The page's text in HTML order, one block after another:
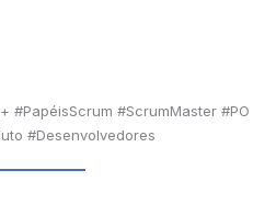
#PapéisScrum #ScrumMaster #PO
#Desenvolvedores